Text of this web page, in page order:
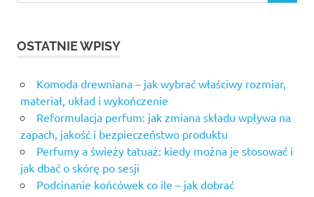
OSTATNIE WPISY
Komoda drewniana – jak wybrać właściwy rozmiar,
materiał, układ i wykończenie
Reformulacja perfum: jak zmiana składu wpływa na
zapach, jakość i bezpieczeństwo produktu
Perfumy a świeży tatuaż: kiedy można je stosować i
jak dbać o skórę po sesji
Podcinanie końcówek co ile – jak dobrać